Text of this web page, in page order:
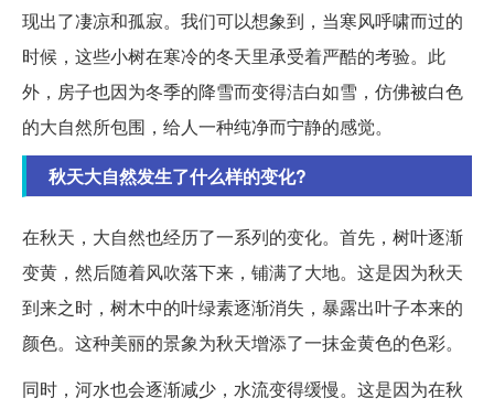
现出了凄凉和孤寂。我们可以想象到，当寒风呼啸而过的
时候，这些小树在寒冷的冬天里承受着严酷的考验。此
外，房子也因为冬季的降雪而变得洁白如雪，仿佛被白色
的大自然所包围，给人一种纯净而宁静的感觉。
秋天大自然发生了什么样的变化?
在秋天，大自然也经历了一系列的变化。首先，树叶逐渐
变黄，然后随着风吹落下来，铺满了大地。这是因为秋天
到来之时，树木中的叶绿素逐渐消失，暴露出叶子本来的
颜色。这种美丽的景象为秋天增添了一抹金黄色的色彩。
同时，河水也会逐渐减少，水流变得缓慢。这是因为在秋